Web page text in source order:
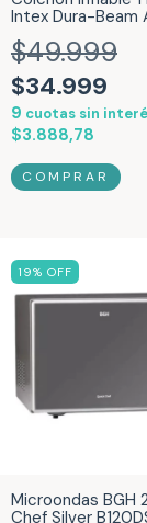
Intex Dura-Beam
$49.999
$34.999
9 cuotas sin
$3.888,78
19% OFF
Microondas BGH
Chef Silver